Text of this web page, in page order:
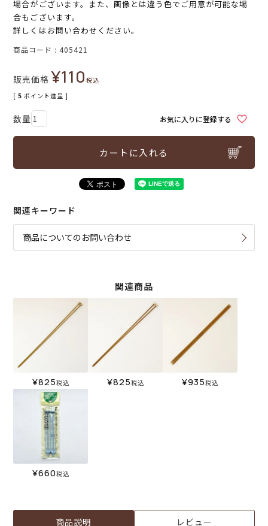
場合がございます。また、画像とは違う色でご用意が可能な場
合もございます。
詳しくはお問い合わせください。
商品コード 405421
販売価格 ¥110税込
[ 5 ポイント進呈 ]
お気に入りに登録する
カートに入れる
関連キーワード
商品についてのお問い合わせ
関連商品
¥825税込 ¥825税込 ¥935税込
¥660税込
商品説明 レビュー